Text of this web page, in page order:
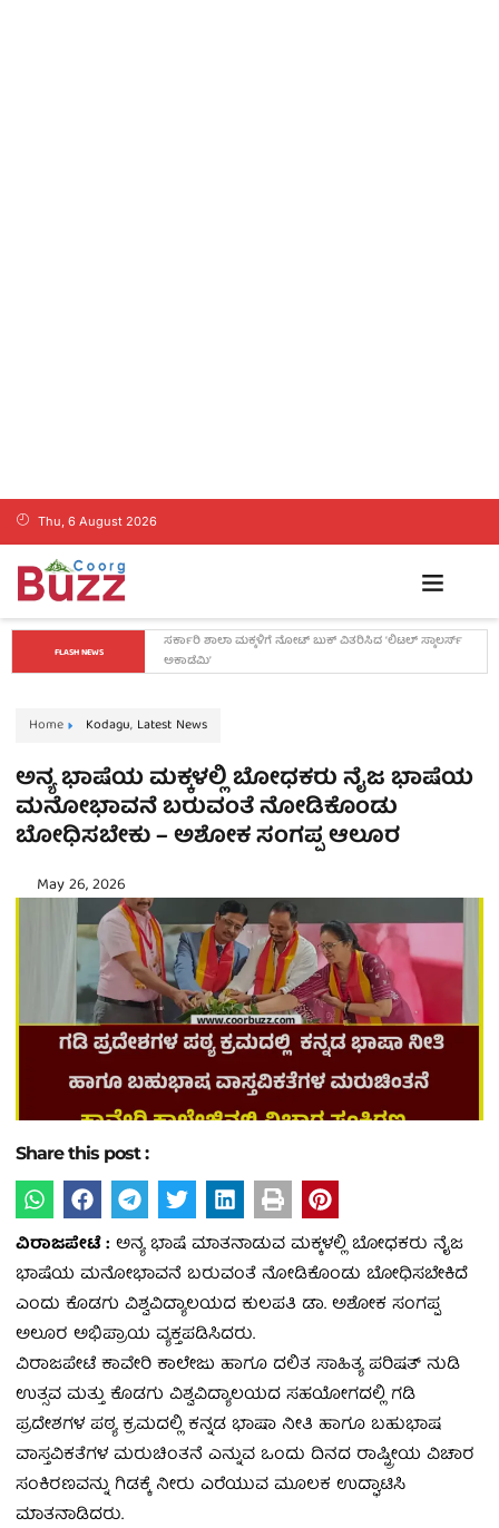
Thu, 6 August 2026
FLASH NEWS
ತಂತ್ರವೇ ಯಶಸ್ಸಿನ ಮೂಲ, ಕೇವಲ ಕಲ್ಪನೆಗಳಿಂದ ಉದ್ಯಮ
ಯಶಸ್ವಿಯಾಗುವುದಿಲ್ಲ: ವೇಣು ಶರ್ಮಾ
Home Kodagu, Latest News
ಅನ್ಯ ಭಾಷೆಯ ಮಕ್ಕಳಲ್ಲಿ ಬೋಧಕರು ನೈಜ ಭಾಷೆಯ
ಮನೋಭಾವನೆ ಬರುವಂತೆ ನೋಡಿಕೊಂಡು
ಬೋಧಿಸಬೇಕು – ಅಶೋಕ ಸಂಗಪ್ಪ ಆಲೂರ
May 26, 2026
Share this post :
ವಿರಾಜಪೇಟೆ : ಅನ್ಯ ಭಾಷೆ ಮಾತನಾಡುವ ಮಕ್ಕಳಲ್ಲಿ ಬೋಧಕರು ನೈಜ
ಭಾಷೆಯ ಮನೋಭಾವನೆ ಬರುವಂತೆ ನೋಡಿಕೊಂಡು ಬೋಧಿಸಬೇಕಿದೆ
ಎಂದು ಕೊಡಗು ವಿಶ್ವವಿದ್ಯಾಲಯದ ಕುಲಪತಿ ಡಾ. ಅಶೋಕ ಸಂಗಪ್ಪ
ಅಲೂರ ಅಭಿಪ್ರಾಯ ವ್ಯಕ್ತಪಡಿಸಿದರು.
ವಿರಾಜಪೇಟೆ ಕಾವೇರಿ ಕಾಲೇಜು ಹಾಗೂ ದಲಿತ ಸಾಹಿತ್ಯ ಪರಿಷತ್ ನುಡಿ
ಉತ್ಸವ ಮತ್ತು ಕೊಡಗು ವಿಶ್ವವಿದ್ಯಾಲಯದ ಸಹಯೋಗದಲ್ಲಿ ಗಡಿ
ಪ್ರದೇಶಗಳ ಪಠ್ಯ ಕ್ರಮದಲ್ಲಿ ಕನ್ನಡ ಭಾಷಾ ನೀತಿ ಹಾಗೂ ಬಹುಭಾಷ
ವಾಸ್ತವಿಕತೆಗಳ ಮರುಚಿಂತನೆ ಎನ್ನುವ ಒಂದು ದಿನದ ರಾಷ್ಟ್ರೀಯ ವಿಚಾರ
ಸಂಕಿರಣವನ್ನು ಗಿಡಕ್ಕೆ ನೀರು ಎರೆಯುವ ಮೂಲಕ ಉದ್ಘಾಟಿಸಿ
ಮಾತನಾಡಿದರು.